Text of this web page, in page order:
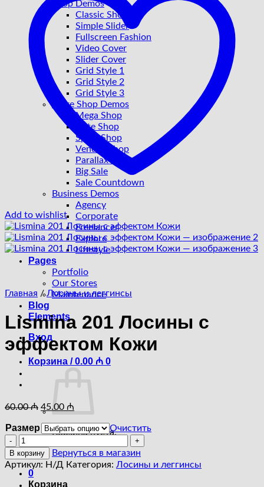
Shop Demos
Classic Shop
Simple Slider
Fullscreen Fashion
Video Cover
Slider Cover
Grid Style 1
Grid Style 2
Grid Style 3
More Shop Demos
Mega Shop
Cute Shop
Sport Shop
Vendor Shop
Parallax Shop
Big Sale
Sale Countdown
Business Demos
Agency
Corporate
Freelancer
Explore
Lifestyle
Pages
Portfolio
Our Stores
Maintenance
Blog
Elements
Вход
Корзина /0.00 ₼ 0
Корзина пуста.
Вернуться в магазин
0
Корзина
Add to wishlist
Главная / Лосины и леггинсы
Lismina 201 Лосины с
эффектом Кожи
60.00₼ Первоначальная
цена
составляла
45.00 ₼
45.00 ₼.
Размер
Очистить
Количество
товара
Lismina
201
Лосины
В корзину
Артикул: Н/Д Категория: Лосины и леггинсы